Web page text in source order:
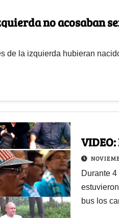
no acosaban
de la izquierda hubieran
Durante
bus los